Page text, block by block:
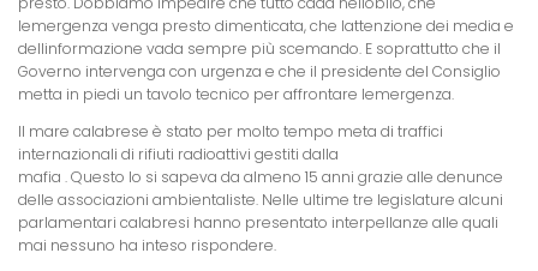
lemergenza venga presto dimenticata, che lattenzione dei media e
dellinformazione vada sempre più scemando. E soprattutto che il
Governo intervenga con urgenza e che il presidente del Consiglio
metta in piedi un tavolo tecnico per affrontare lemergenza.
Il mare calabrese è stato per molto tempo meta di traffici
internazionali di rifiuti radioattivi gestiti dalla
mafia . Questo lo si sapeva da almeno 15 anni grazie alle denunce
delle associazioni ambientaliste. Nelle ultime tre legislature alcuni
parlamentari calabresi hanno presentato interpellanze alle quali
mai nessuno ha inteso rispondere.